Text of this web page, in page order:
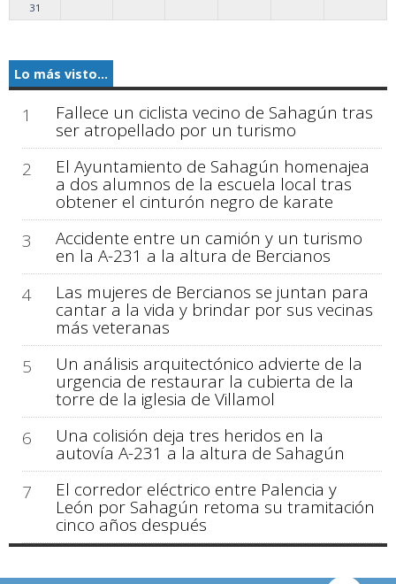
31
Lo más visto...
1 Fallece un ciclista vecino de Sahagún tras
ser atropellado por un turismo
2
El Ayuntamiento de Sahagún homenajea
a dos alumnos de la escuela local tras
obtener el cinturón negro de karate
3
Accidente entre un camión y un turismo
en la A-231 a la altura de Bercianos
4
Las mujeres de Bercianos se juntan para
cantar a la vida y brindar por sus vecinas
más veteranas
5
Un análisis arquitectónico advierte de la
urgencia de restaurar la cubierta de la
torre de la iglesia de Villamol
6
Una colisión deja tres heridos en la
autovía A-231 a la altura de Sahagún
7
El corredor eléctrico entre Palencia y
León por Sahagún retoma su tramitación
cinco años después